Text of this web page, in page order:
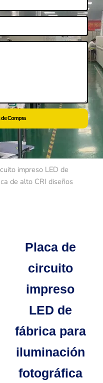
Compra
impreso LED de
de alto CRI diseños
Placa de
circuito
impreso
LED de
fábrica para
iluminación
fotográfica